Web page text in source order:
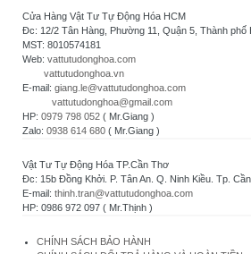
Cửa Hàng Vật Tư Tự Động Hóa HCM
Đc: 12/2 Tân Hàng, Phường 11, Quận 5, Thành phố
MST: 8010574181
Web: vattutudonghoa.com
vattutudonghoa.vn
E-mail: giang.le@vattutudonghoa.com
vattutudonghoa@gmail.com
HP: 0979 798 052 ( Mr.Giang )
Zalo: 0938 614 680 ( Mr.Giang )
Vật Tư Tự Động Hóa TP.Cần Thơ
Đc: 15b Đồng Khởi. P. Tân An. Q. Ninh Kiều. Tp.
E-mail: thinh.tran@vattutudonghoa.com
HP: 0986 972 097 ( Mr.Thịnh )
CHÍNH SÁCH BẢO HÀNH